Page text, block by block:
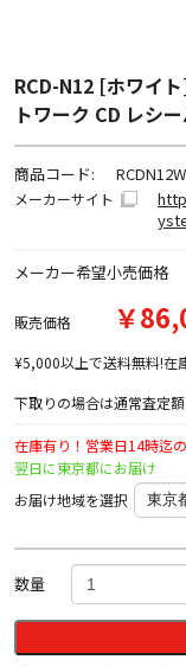
RCD-N12 [ホワイ
トワーク CD レシ
商品コード: RCDN12W
メーカーサイト
メーカー希望小売価格
販売価格 ￥
¥5,000以上で送料無料!在
下取りの場合は通常査定
在庫有り！営業日14時迄
翌日に東京都にお届け
お届け地域を選択
数量